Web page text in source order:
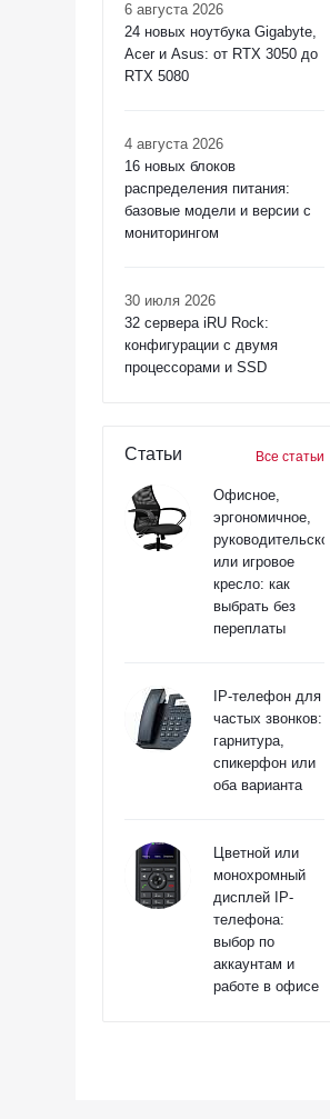
6 августа 2026
24 новых ноутбука Gigabyte,
Acer и Asus: от RTX 3050 до
RTX 5080
4 августа 2026
16 новых блоков
распределения питания:
базовые модели и версии с
мониторингом
30 июля 2026
32 сервера iRU Rock:
конфигурации с двумя
процессорами и SSD
Статьи Все статьи
Офисное,
эргономичное,
руководительское
или игровое
кресло: как
выбрать без
переплаты
IP-телефон для
частых звонков:
гарнитура,
спикерфон или
оба варианта
Цветной или
монохромный
дисплей IP-
телефона:
выбор по
аккаунтам и
работе в офисе